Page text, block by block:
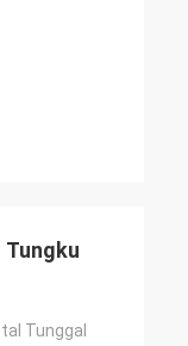
Tungku
Tunggal